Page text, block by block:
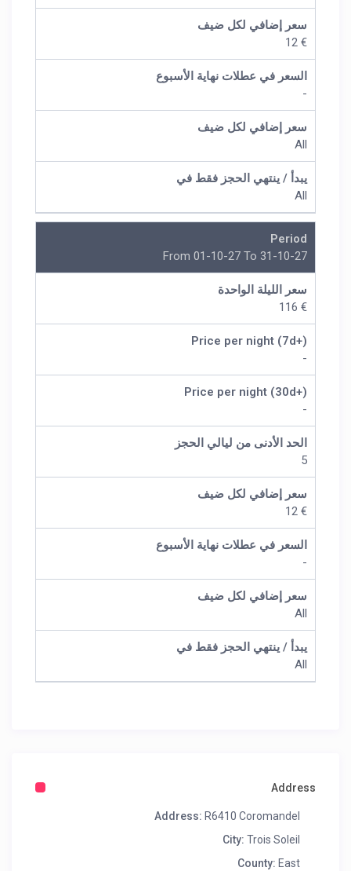
سعر إضافي لكل ضيف
€ 12
السعر في عطلات نهاية الأسبوع
-
سعر إضافي لكل ضيف
All
يبدأ / ينتهي الحجز فقط في
All
Period
From 01-10-27 To 31-10-27
سعر الليلة الواحدة
€ 116
Price per night (7d+)
-
Price per night (30d+)
-
الحد الأدنى من ليالي الحجز
5
سعر إضافي لكل ضيف
€ 12
السعر في عطلات نهاية الأسبوع
-
سعر إضافي لكل ضيف
All
يبدأ / ينتهي الحجز فقط في
All
Address
Address: R6410 Coromandel
City: Trois Soleil
County: East